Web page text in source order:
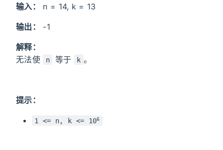
输入： n = 14, k = 13
输出： -1
解释：
无法使
n 等于 k 。
提示：
1 <= n, k <= 106